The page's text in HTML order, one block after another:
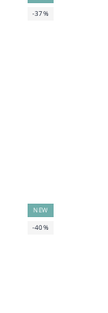
-37%
NEW
-40%